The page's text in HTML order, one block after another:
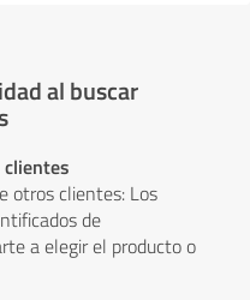
al buscar
otros clientes: Los
de
a elegir el producto o